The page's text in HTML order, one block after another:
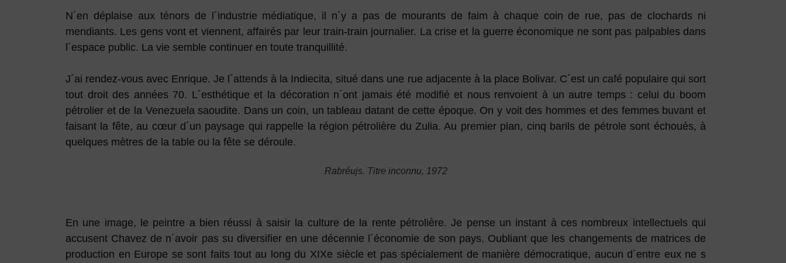
N´en déplaise aux ténors de l´industrie médiatique, il n´y a pas de mourants de faim à chaque coin de rue, pas de clochards ni
mendiants. Les gens vont et viennent, affairés par leur train-train journalier. La crise et la guerre économique ne sont pas palpables dans
l´espace public. La vie semble continuer en toute tranquillité.
J´ai rendez-vous avec Enrique. Je l´attends à la Indiecita, situé dans une rue adjacente à la place Bolivar. C´est un café populaire qui sort
tout droit des années 70. L´esthétique et la décoration n´ont jamais été modifié et nous renvoient à un autre temps : celui du boom
pétrolier et de la Venezuela saoudite. Dans un coin, un tableau datant de cette époque. On y voit des hommes et des femmes buvant et
faisant la fête, au cœur d´un paysage qui rappelle la région pétrolière du Zulia. Au premier plan, cinq barils de pétrole sont échoués, à
quelques mètres de la table ou la fête se déroule.
Rabréujs. Titre inconnu, 1972
En une image, le peintre a bien réussi à saisir la culture de la rente pétrolière. Je pense un instant à ces nombreux intellectuels qui
accusent Chavez de n´avoir pas su diversifier en une décennie l´économie de son pays. Oubliant que les changements de matrices de
production en Europe se sont faits tout au long du XIXe siècle et pas spécialement de manière démocratique, aucun d´entre eux ne s